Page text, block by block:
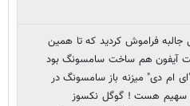
فراموش کردید که تا همین
آیفون هم ساخت سامسونگ بود
ام دی" میزنه باز سامسونگ در
سهیم هست ! گوگل نکسوز